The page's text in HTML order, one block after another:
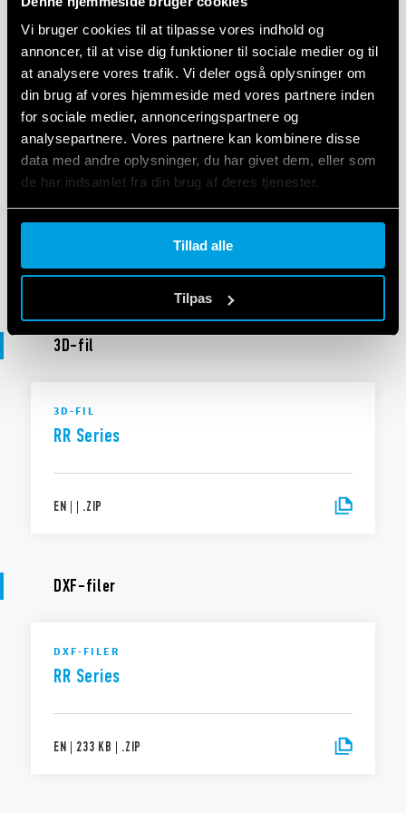
Vi bruger cookies til at tilpasse vores indhold og
annoncer, til at vise dig funktioner til sociale medier og til
at analysere vores trafik. Vi deler også oplysninger om
din brug af vores hjemmeside med vores partnere inden
for sociale medier, annonceringspartnere og
analysepartnere. Vores partnere kan kombinere disse
data med andre oplysninger, du har givet dem, eller som
de har indsamlet fra din brug af deres tjenester.
Cookie policy.
Tillad alle
Tilpas
DECLARATION OF CONFORMITY - UKCA
UKCA RB/RR Series
EN|| . PDF
OVERENSSTEMMELSESERKLÆRING EU
DoC RB/RR Series
EN|| .PDF
3D-fil
3D-FIL
RR Series
EN | | .ZIP
DXF-filer
DXF-FILER
RR Series
EN | 233 KB | .ZIP